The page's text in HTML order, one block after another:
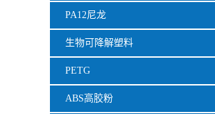
PA12尼龙
生物可降解塑料
PETG
ABS高胶粉